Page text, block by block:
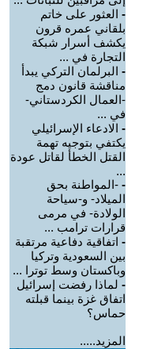
- العثور على خاتم
بلقاني عمره قرون
يكشف أسرار شبكة
التجارة في ...
- البرلمان التركي يبدأ
مناقشة قانون دمج
-العمال الكردستاني-
في ...
- الادعاء الإسرائيلي
يكتفي بتوجيه تهمة
القتل الخطأ لقاتل عودة
...
- -المواطنة بحق
الميلاد- و-سياحة
الولادة- في مرمى
قرارات ترامب ...
- اتفاقية دفاعية مرتقبة
بين السعودية وتركيا
وباكستان وسط توترا ...
- لماذا رفضت إسرائيل
اتفاق غزة بينما قبلته
حماس؟
المزيد.....